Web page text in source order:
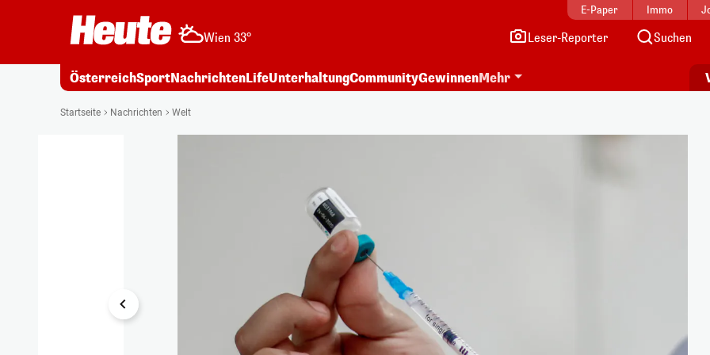
E-Paper Immo
Wien 33° Leser-Reporter Suchen
ÖsterreichSportNachrichtenLifeUnterhaltungCommunityGewinnenMehr
Startseite Nachrichten Welt
1/8